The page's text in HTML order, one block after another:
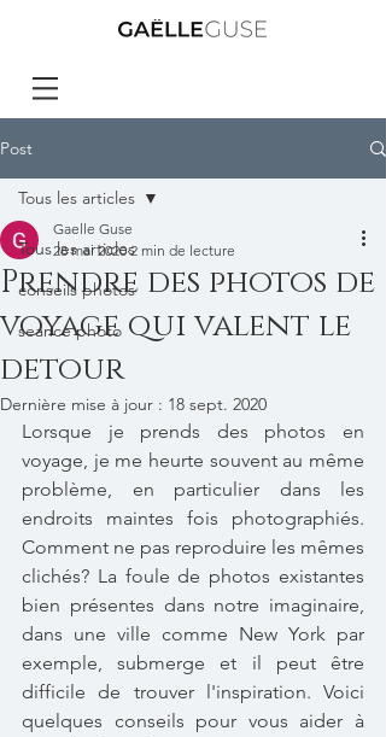
Post
Tous les articles
conseils photos
seance photo
Tous les articles
Prendre des photos de
voyage qui valent le
detour
Gaelle Guse
28 mai 2020 2 min de lecture
Dernière mise à jour : 18 sept. 2020
Lorsque je prends des photos en
voyage, je me heurte souvent au même
problème, en particulier dans les
endroits maintes fois photographiés.
Comment ne pas reproduire les mêmes
clichés? La foule de photos existantes
bien présentes dans notre imaginaire,
dans une ville comme New York par
exemple, submerge et il peut être
difficile de trouver l'inspiration. Voici
quelques conseils pour vous aider à